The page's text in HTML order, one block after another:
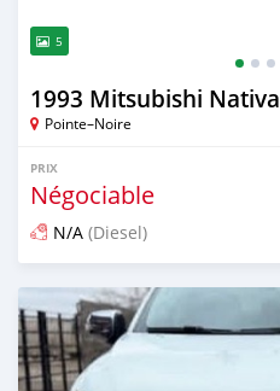
5
1993 Mitsubishi Nativa
Pointe–Noire
PRIX
Négociable
N/A (Diesel)
Publié il y a 2 mois